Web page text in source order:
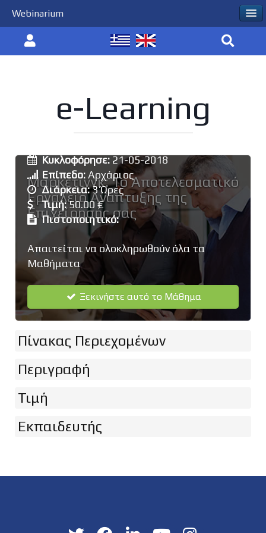
e-Learning
Μάρκετινγκ: Το Αποτελεσματικό
Εργαλείο Ανάπτυξης της
Επιχείρησής σας
Κυκλοφόρησε: 21-05-2018
Επίπεδο: Αρχάριος
Διάρκεια:3 Ώρες
Τιμή:50.00 €
Πιστοποιητικό:
Απαιτείται να ολοκληρωθούν όλα τα
Μαθήματα
Ξεκινήστε αυτό το Μάθημα
Πίνακας Περιεχομένων
Περιγραφή
Τιμή
Εκπαιδευτής
Webinarium